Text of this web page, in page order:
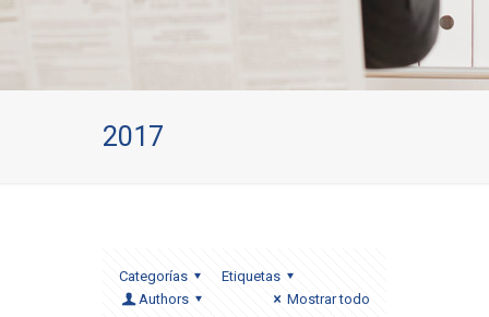
2017
Categorías
Etiquetas
Authors
Mostrar todo